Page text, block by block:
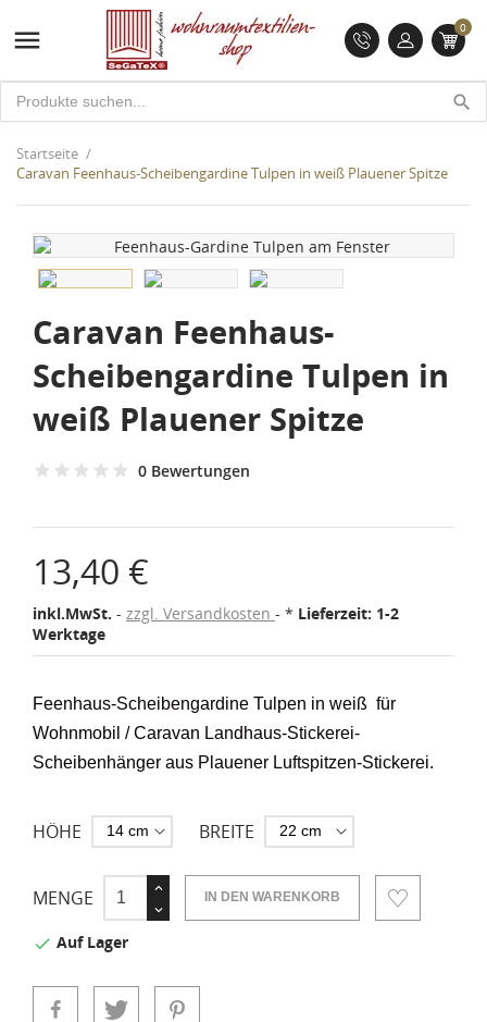
 0
search
Startseite
Caravan Feenhaus-Scheibengardine Tulpen in weiß Plauener Spitze
Caravan Feenhaus-
Scheibengardine Tulpen in
weiß Plauener Spitze
0 Bewertungen
13,40 €
inkl.MwSt. zzgl. Versandkosten * Lieferzeit: 1-2
Werktage
Feenhaus-Scheibengardine Tulpen in weiß für
Wohnmobil / Caravan Landhaus-Stickerei-
Scheibenhänger aus Plauener Luftspitzen-Stickerei.
HÖHE BREITE
MENGE IN DEN WARENKORB
 Auf Lager